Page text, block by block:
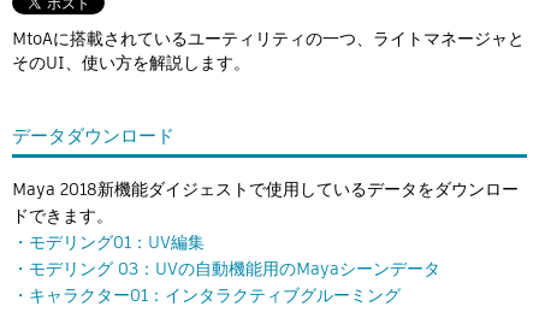
MtoAに搭載されているユーティリティの一つ、ライトマネージャと
そのUI、使い方を解説します。
データダウンロード
Maya 2018新機能ダイジェストで使用しているデータをダウンロー
ドできます。
・モデリング01：UV編集
・モデリング 03：UVの自動機能用のMayaシーンデータ
・キャラクター01：インタラクティブグルーミング